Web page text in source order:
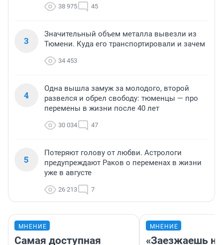
38 975 45
3
Значительный объем металла вывезли из
Тюмени. Куда его транспортировали и зачем
34 453
4
Одна вышла замуж за молодого, второй
развелся и обрел свободу: тюменцы — про
перемены в жизни после 40 лет
30 034 47
5
Потеряют голову от любви. Астрологи
предупреждают Раков о переменах в жизни
уже в августе
26 213 7
МНЕНИЕ
Самая доступная
МНЕНИЕ
«Заезжаешь на